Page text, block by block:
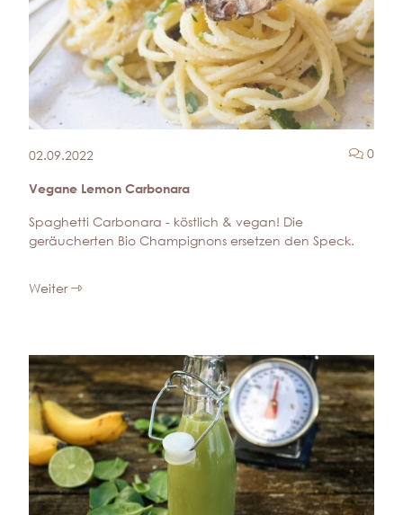
02.09.2022 0
Vegane Lemon Carbonara
Spaghetti Carbonara - köstlich & vegan! Die
geräucherten Bio Champignons ersetzen den Speck.
Weiter